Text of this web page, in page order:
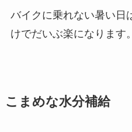
バイクに乗れない暑い日
けでだいぶ楽になります。
こまめな水分補給